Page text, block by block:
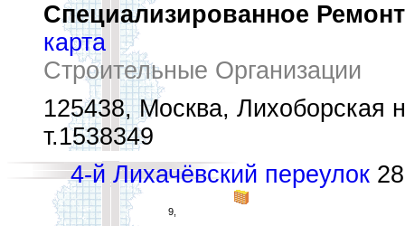
Специализированное
карта
Строительные Организации
125438, Москва, Лихоборская
т.1538349
4-й Лихачёвский переулок
9,